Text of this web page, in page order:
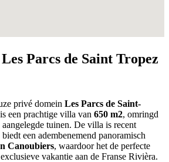
Parcs de Saint Tropez
privé domein Les Parcs de Saint-
is een prachtige villa van 650 m2, omringd
aangelegde tuinen. De villa is recent
een adembenemend panoramisch
Canoubiers, waardoor het de perfecte
vakantie aan de Franse Rivièra.